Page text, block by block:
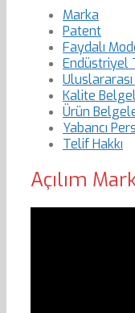
Marka
Patent
Faydalı
Endüstriyel
Kalite
Ürün
Yabancı
Telif Hakkı
Açılım